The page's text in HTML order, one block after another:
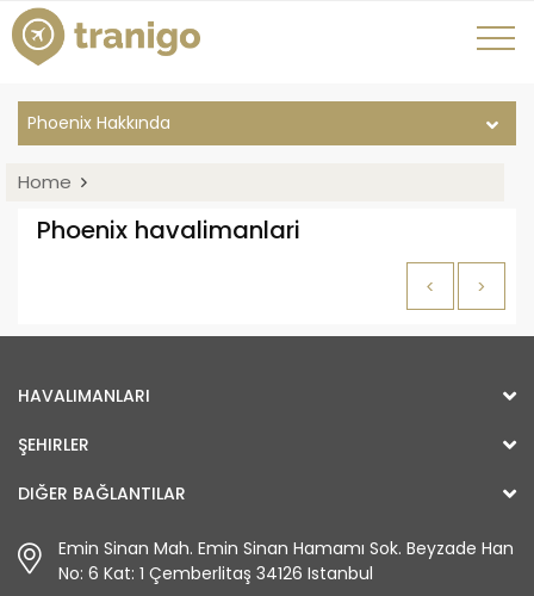
Phoenix Hakkında
Home
Phoenix havalimanlari
< >
HAVALIMANLARI
ŞEHIRLER
DIĞER BAĞLANTILAR
Emin Sinan Mah. Emin Sinan Hamamı Sok. Beyzade Han
No: 6 Kat: 1 Çemberlitaş 34126 Istanbul